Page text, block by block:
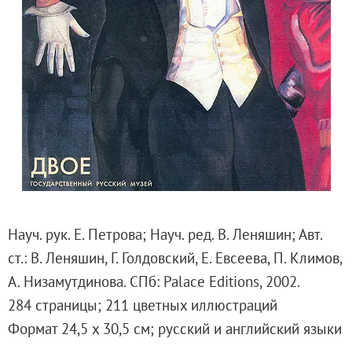
Русское искусство второй половины
Русское народное искусство XVII-XXI
Будущие выставки
Выездные выставки
Садко
Михаил Нестеров
Архив выставок
Степан Эрьзя – скульптор мира. К
Русская традиция
Наш авангард
Фёдор Васильев. К 175-летию со дня
Посетителям
Справочная информация
Науч. рук. Е. Петрова; Науч. ред. В. Леняшин; Авт.
ст.: В. Леняшин, Г. Голдовский, Е. Евсеева, П. Климов,
А. Низамутдинова. СПб: Palace Editions, 2002.
284 страницы; 211 цветных иллюстраций
Формат 24,5 х 30,5 см; русский и английский языки